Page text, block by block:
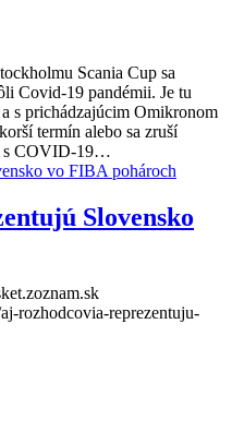
Scania Cup sa
Covid-19 pandémii. Je tu
s prichádzajúcim Omikronom
termín alebo sa zruší
s COVID-19…
Slovensko
rozhodcovia-reprezentuju-